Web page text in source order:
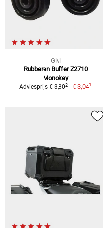
Givi
Rubberen Buffer Z2710
Monokey
Adviesprijs € 3,802 € 3,041